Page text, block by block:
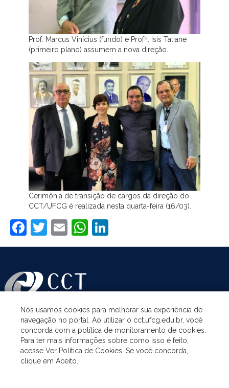
Prof. Marcus Vinícius (fundo) e Profª. Isis Tatiane
(primeiro plano) assumem a nova direção.
Cerimônia de transição de cargos da direção do
CCT/UFCG é realizada nesta quarta-feira (16/03).
Facebook
Twitter
EmailWhatsApp
ASSUNTOS
ACESSO À INFORMAÇÃO
Nós usamos cookies para melhorar sua experiência de
navegação no portal. Ao utilizar o cct.ufcg.edu.br, você
concorda com a política de monitoramento de cookies.
Para ter mais informações sobre como isso é feito,
acesse Ver Política de Cookies. Se você concorda,
clique em Aceito.